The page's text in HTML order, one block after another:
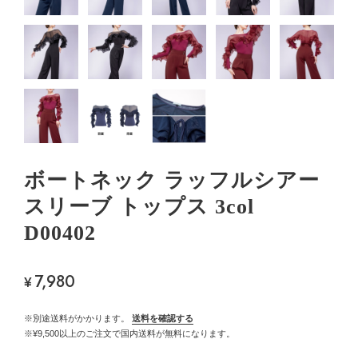
ボートネック ラッフルシアー
スリーブ トップス 3col
D00402
¥7,980
※別途送料がかかります。
送料を確認する
※¥9,500以上のご注文で国内送料が無料になります。